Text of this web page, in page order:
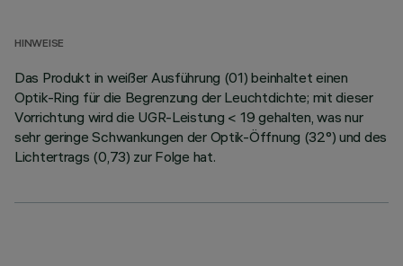
HINWEISE
Das Produkt in weißer Ausführung (01) beinhaltet einen
Optik-Ring für die Begrenzung der Leuchtdichte; mit dieser
Vorrichtung wird die UGR-Leistung < 19 gehalten, was nur
sehr geringe Schwankungen der Optik-Öffnung (32°) und des
Lichtertrags (0,73) zur Folge hat.